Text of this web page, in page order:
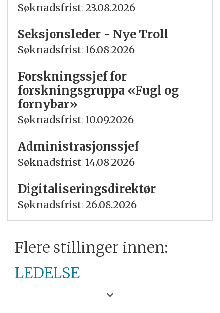
Søknadsfrist: 23.08.2026
Seksjonsleder - Nye Troll
Søknadsfrist: 16.08.2026
Forskningssjef for
forskningsgruppa «Fugl og
fornybar»
Søknadsfrist: 10.09.2026
Administrasjonssjef
Søknadsfrist: 14.08.2026
Digitaliseringsdirektør
Søknadsfrist: 26.08.2026
Flere stillinger innen:
LEDELSE